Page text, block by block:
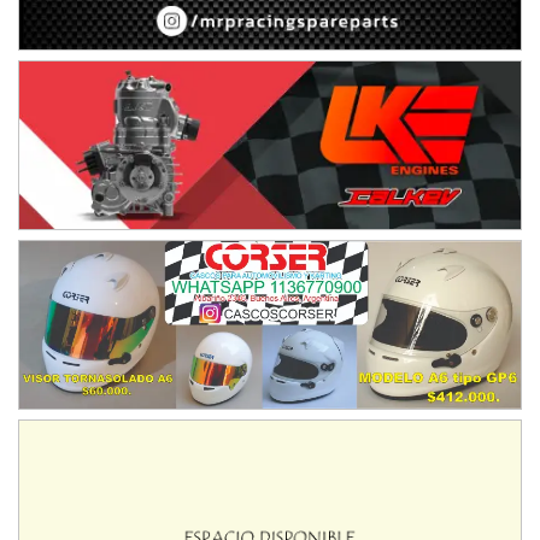
08/09-AGO
IAME SERIES ARGENTINA 6
Ramiro Tot (Asfalto)
Baradero (Buenos Aires)
KDO - F6
Ciudad de Trenque Lauquen (Asfalto)
Trenque Lauquen (Buenos Aires)
ENTRERRIANO - F6 (POSTERGADA)
Parque de la Velocidad (Asfalto)
Villaguay (Entre Ríos)
VICTORIENSE - F7
El Cerro (Tierra)
Victoria (Entre Ríos)
PATAGONICO - F6